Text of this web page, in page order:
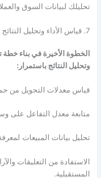
تحليلك لبيانات السوق
7. قياس الأداء وتحليل النتائج
الخطوة الأخيرة في بناء خطة
وتحليل النتائج باستمرار:
قياس معدلات التحويل من
متابعة معدل التفاعل على
تحليل بيانات المبيعات
الاستفادة من التعليقات
المستقبلية.